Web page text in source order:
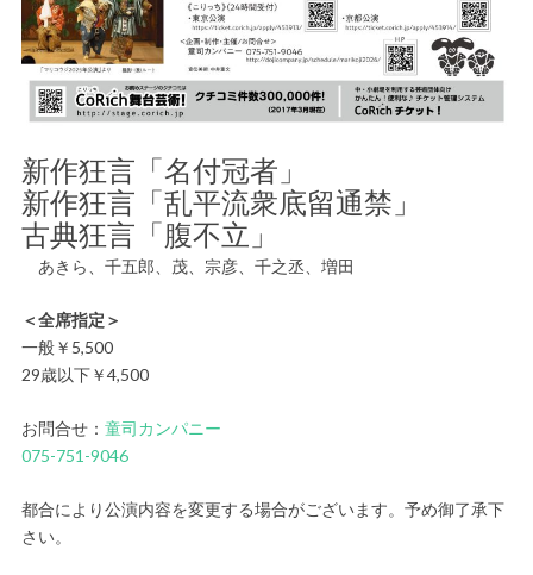
新作狂言「名付冠者」
新作狂言「乱平流衆底留通禁」
古典狂言「腹不立」
あきら、千五郎、茂、宗彦、千之丞、増田
＜全席指定＞
一般￥5,500
29歳以下￥4,500
お問合せ： 童司カンパニー
075-751-9046
都合により公演内容を変更する場合がございます。予め御了承下
さい。